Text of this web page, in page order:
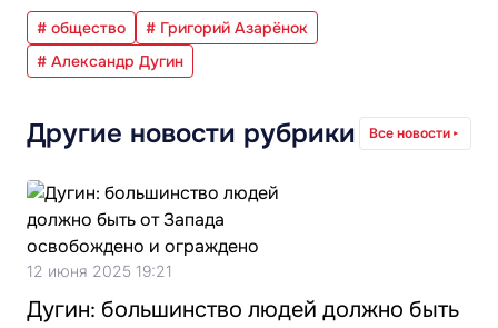
# общество
# Григорий Азарёнок
# Александр Дугин
Другие новости рубрики Все новости
12 июня 2025 19:21
Дугин: большинство людей должно быть